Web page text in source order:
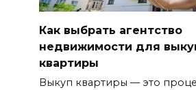
Как выбрать агентство
недвижимости для
квартиры
Выкуп квартиры — это